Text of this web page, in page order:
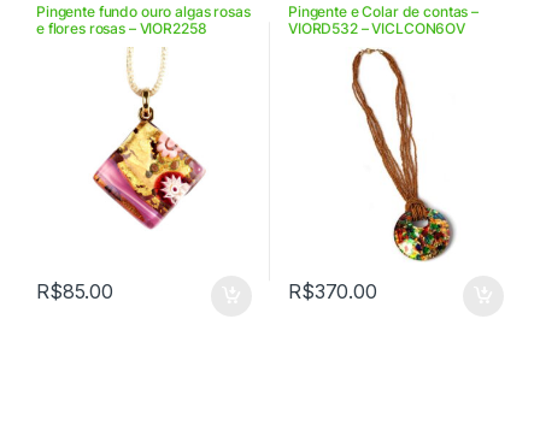
Pingente fundo ouro algas rosas
e flores rosas – VIOR2258
R$85.00
Pingente e Colar de contas –
VIORD532 – VICLCON6OV
R$370.00